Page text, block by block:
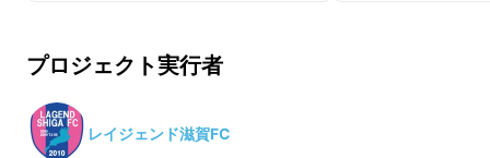
す。
※レイジェンド滋賀
FC（
プロジェクト実行者
レイジェンド滋賀FC